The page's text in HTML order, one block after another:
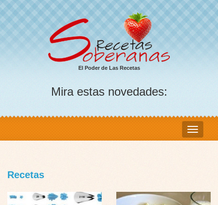
El Poder de Las Recetas
Mira estas novedades:
Recetas